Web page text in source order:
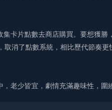
集卡片點數去商店購買。要想獲
取消了點數系統，相比歷代節奏
老少皆宜，劇情充滿趣味性，圍